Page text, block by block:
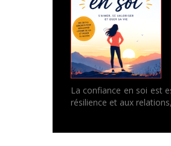
La confiance en soi est
résilience et aux